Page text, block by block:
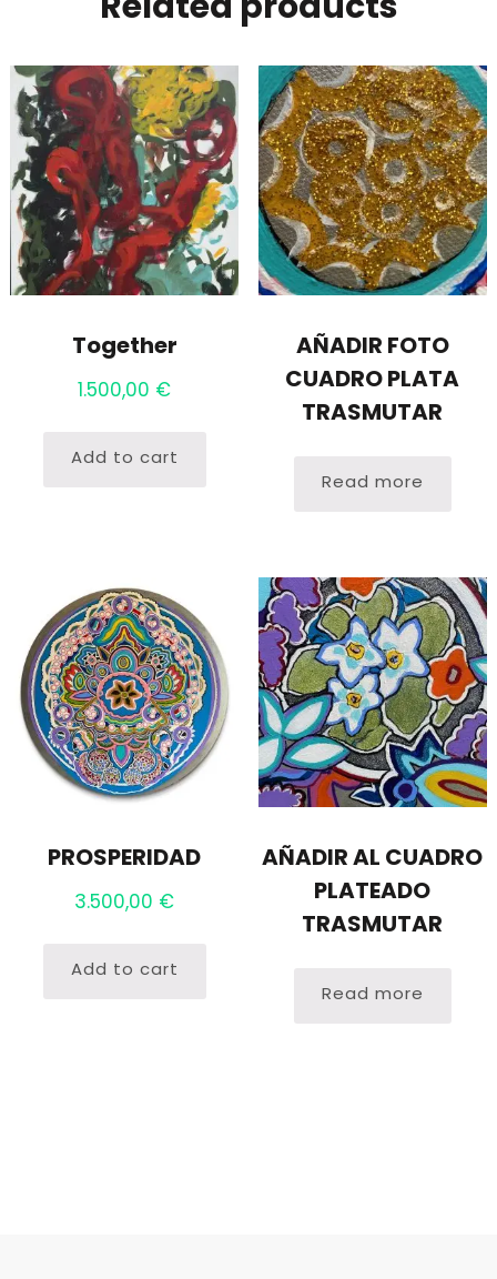
Together
1.500,00 €
Add to cart
AÑADIR FOTO
CUADRO PLATA
TRASMUTAR
Read more
PROSPERIDAD
3.500,00 €
Add to cart
AÑADIR AL CUADRO
PLATEADO
TRASMUTAR
Read more